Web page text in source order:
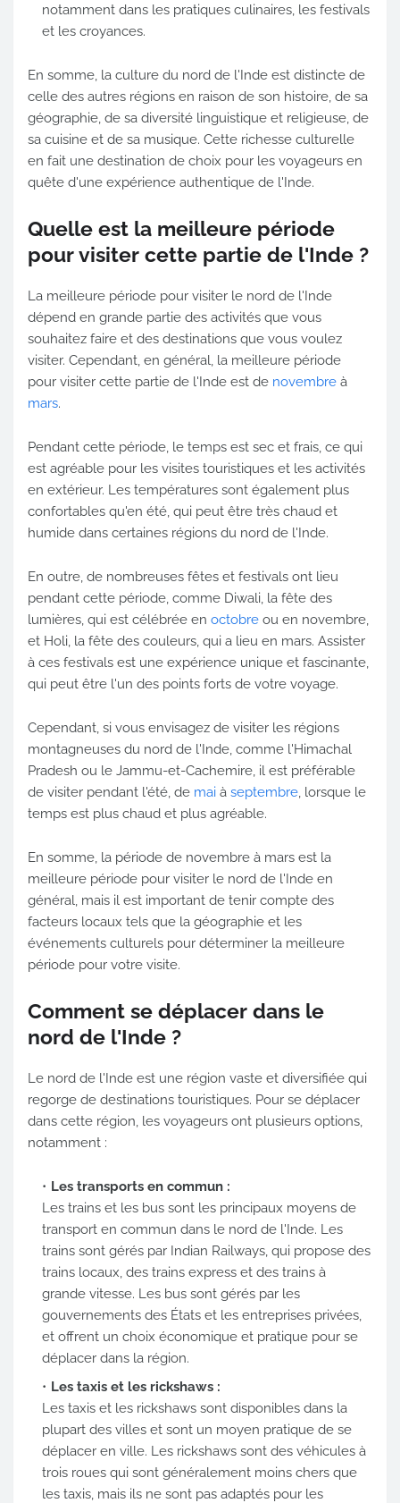
notamment dans les pratiques culinaires, les festivals
et les croyances.
En somme, la culture du nord de l'Inde est distincte de
celle des autres régions en raison de son histoire, de sa
géographie, de sa diversité linguistique et religieuse, de
sa cuisine et de sa musique. Cette richesse culturelle
en fait une destination de choix pour les voyageurs en
quête d'une expérience authentique de l'Inde.
Quelle est la meilleure période
pour visiter cette partie de l'Inde ?
La meilleure période pour visiter le nord de l'Inde
dépend en grande partie des activités que vous
souhaitez faire et des destinations que vous voulez
visiter. Cependant, en général, la meilleure période
pour visiter cette partie de l'Inde est de novembre à
mars.
Pendant cette période, le temps est sec et frais, ce qui
est agréable pour les visites touristiques et les activités
en extérieur. Les températures sont également plus
confortables qu'en été, qui peut être très chaud et
humide dans certaines régions du nord de l'Inde.
En outre, de nombreuses fêtes et festivals ont lieu
pendant cette période, comme Diwali, la fête des
lumières, qui est célébrée en octobre ou en novembre,
et Holi, la fête des couleurs, qui a lieu en mars. Assister
à ces festivals est une expérience unique et fascinante,
qui peut être l'un des points forts de votre voyage.
Cependant, si vous envisagez de visiter les régions
montagneuses du nord de l'Inde, comme l'Himachal
Pradesh ou le Jammu-et-Cachemire, il est préférable
de visiter pendant l'été, de mai à septembre, lorsque le
temps est plus chaud et plus agréable.
En somme, la période de novembre à mars est la
meilleure période pour visiter le nord de l'Inde en
général, mais il est important de tenir compte des
facteurs locaux tels que la géographie et les
événements culturels pour déterminer la meilleure
période pour votre visite.
Comment se déplacer dans le
nord de l'Inde ?
Le nord de l'Inde est une région vaste et diversifiée qui
regorge de destinations touristiques. Pour se déplacer
dans cette région, les voyageurs ont plusieurs options,
notamment :
Les transports en commun :
Les trains et les bus sont les principaux moyens de
transport en commun dans le nord de l'Inde. Les
trains sont gérés par Indian Railways, qui propose des
trains locaux, des trains express et des trains à
grande vitesse. Les bus sont gérés par les
gouvernements des États et les entreprises privées,
et offrent un choix économique et pratique pour se
déplacer dans la région.
Les taxis et les rickshaws :
Les taxis et les rickshaws sont disponibles dans la
plupart des villes et sont un moyen pratique de se
déplacer en ville. Les rickshaws sont des véhicules à
trois roues qui sont généralement moins chers que
les taxis, mais ils ne sont pas adaptés pour les